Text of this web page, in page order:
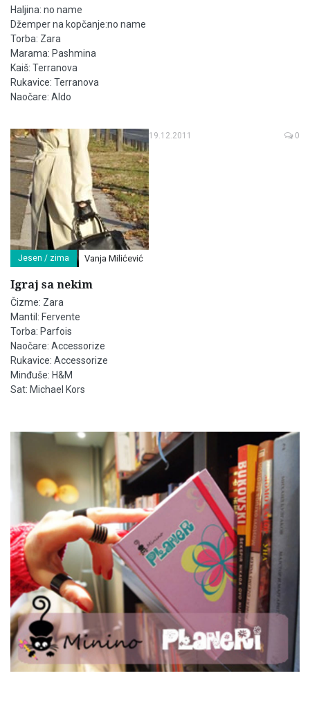
Haljina: no name
Džemper na kopčanje:no name
Torba: Zara
Marama: Pashmina
Kaiš: Terranova
Rukavice: Terranova
Naočare: Aldo
Jesen / zima Vanja Milićević
19.12.2011 0
Igraj sa nekim
Čizme: Zara
Mantil: Fervente
Torba: Parfois
Naočare: Accessorize
Rukavice: Accessorize
Minđuše: H&M
Sat: Michael Kors